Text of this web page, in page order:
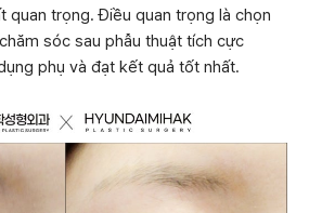
quan trọng. Điều quan trọng là chọn
sóc sau phẫu thuật tích cực
phụ và đạt kết quả tốt nhất.